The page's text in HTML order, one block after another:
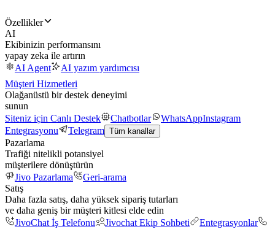
Özellikler
AI
Ekibinizin performansını
yapay zeka ile artırın
AI Agent
AI yazım yardımcısı
Müşteri Hizmetleri
Olağanüstü bir destek deneyimi
sunun
Siteniz için Canlı Destek
Chatbotlar WhatsAppInstagram
Entegrasyonu
Telegram Tüm kanallar
Pazarlama
Trafiği nitelikli potansiyel
müşterilere dönüştürün
Jivo Pazarlama
Geri-arama
Satış
Daha fazla satış, daha yüksek sipariş tutarları
ve daha geniş bir müşteri kitlesi elde edin
JivoChat İş Telefonu
Jivochat Ekip Sohbeti
Entegrasyonlar